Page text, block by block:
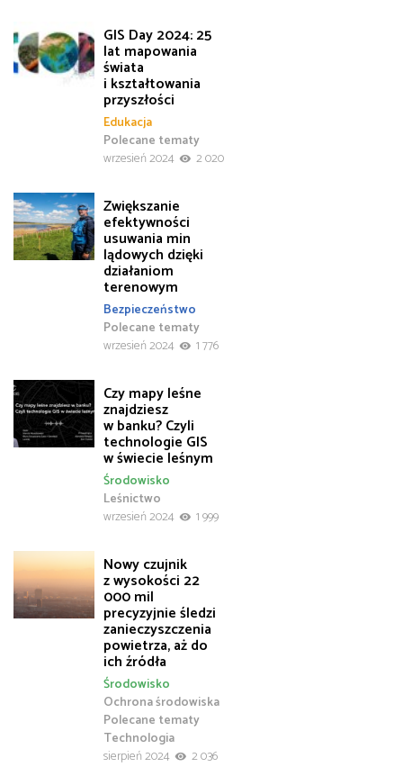
GIS Day 2024: 25
lat mapowania
świata
i kształtowania
przyszłości
Edukacja
Polecane tematy
wrzesień 2024
2 020
Zwiększanie
efektywności
usuwania min
lądowych dzięki
działaniom
terenowym
Bezpieczeństwo
Polecane tematy
wrzesień 2024
1 776
Czy mapy leśne
znajdziesz
w banku? Czyli
technologie GIS
w świecie leśnym
Leśnictwo
Środowisko
wrzesień 2024
1 999
Nowy czujnik
z wysokości 22
000 mil
precyzyjnie śledzi
zanieczyszczenia
powietrza, aż do
ich źródła
Ochrona środowiska
Polecane tematy
Środowisko
Technologia
sierpień 2024
2 036